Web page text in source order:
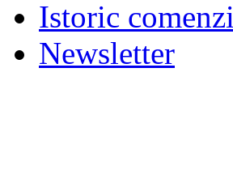
Istoric comenzi
Newsletter